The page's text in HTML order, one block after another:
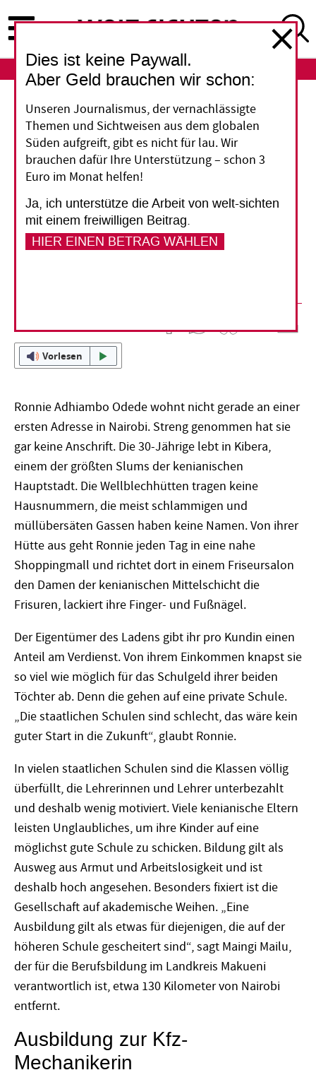
zum
Inhalt
ABO
Ausbildung
Lernen steht hoch im
Kurs
Bildung gilt in Kenia als Schlüssel für eine
bessere Zukunft. Doch die Chancen sind
ungleich verteilt – vor allem zwischen Stadt und
Vorlesen
Ronnie Adhiambo Odede wohnt nicht gerade an einer
ersten ­Adresse in Nairobi. Streng genommen hat sie
gar keine Anschrift. Die 30-Jährige lebt in Kibera,
einem der größten Slums der kenianischen
Hauptstadt. Die Wellblechhütten tragen keine
Hausnummern, die meist schlammigen und
müllübersäten Gassen haben keine Namen. Von ihrer
Hütte aus geht Ronnie jeden Tag in eine nahe
Shoppingmall und richtet dort in einem Friseursalon
den Damen der kenianischen Mittelschicht die
Frisuren, lackiert ihre Finger- und Fußnägel.
Der Eigentümer des Ladens gibt ihr pro Kundin einen
Anteil am Verdienst. Von ihrem Einkommen knapst sie
so viel wie möglich für das Schulgeld ihrer beiden
Töchter ab. Denn die gehen auf eine private Schule.
„Die staatlichen Schulen sind schlecht, das wäre kein
guter Start in die Zukunft“, glaubt Ronnie.
In vielen staatlichen Schulen sind die Klassen völlig
überfüllt, die Lehrerinnen und Lehrer unterbezahlt
und deshalb wenig motiviert. Viele kenianische Eltern
leisten Unglaubliches, um ihre Kinder auf eine
möglichst gute Schule zu schicken. Bildung gilt als
Ausweg aus Armut und Arbeitslosigkeit und ist
deshalb hoch angesehen. Besonders fixiert ist die
Gesellschaft auf akademische Weihen. „Eine
Ausbildung gilt als etwas für diejenigen, die auf der
höheren Schule gescheitert sind“, sagt Maingi Mailu,
der für die Berufsbildung im Landkreis Makueni
verantwortlich ist, etwa 130 Kilometer von Nairobi
entfernt.
Ausbildung zur Kfz-
Mechanikerin
Dies ist keine Paywall.
Aber Geld brauchen wir schon:
Unseren Journalismus, der vernachlässigte
Themen und Sichtweisen aus dem globalen
Süden aufgreift, gibt es nicht für lau. Wir
brauchen dafür Ihre Unterstützung – schon 3
Euro im Monat helfen!
Ja, ich unterstütze die Arbeit von welt-sichten
mit einem freiwilligen Beitrag.
HIER EINEN BETRAG WÄHLEN